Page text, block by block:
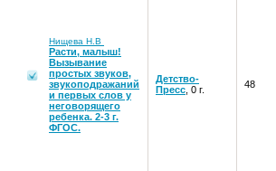
Нищева Н.В
Расти, малыш!
Вызывание
простых звуков,
звукоподражаний
и первых слов у
неговорящего
ребенка. 2-3 г.
ФГОС.
Детство-
Пресс , 0 г. 48